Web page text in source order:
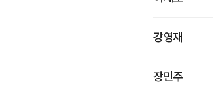
강영재
장민주